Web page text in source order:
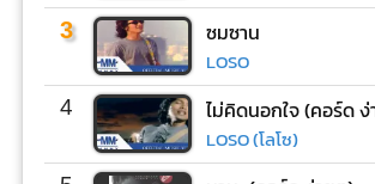
3 ซมซาน
LOSO
4 ไม่คิดนอกใจ (คอร์ด
LOSO (โลโซ)